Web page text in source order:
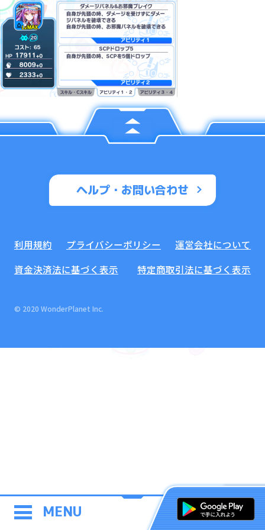
MENU
ヘルプ・お問い合わせ
利用規約 プライバシーポリシー
運営会社について
資金決済法に基づく表示
特定商取引法に基づく表示
© 2020 WonderPlanet Inc.